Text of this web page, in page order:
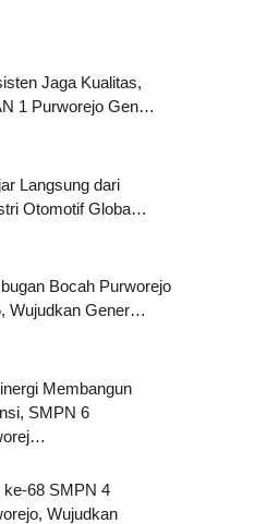
Jaga Kualitas,
1 Purworejo Gen…
Langsung dari
Otomotif Globa…
Bocah Purworejo
Wujudkan Gener…
Membangun
SMPN 6
ke-68 SMPN 4
Wujudkan